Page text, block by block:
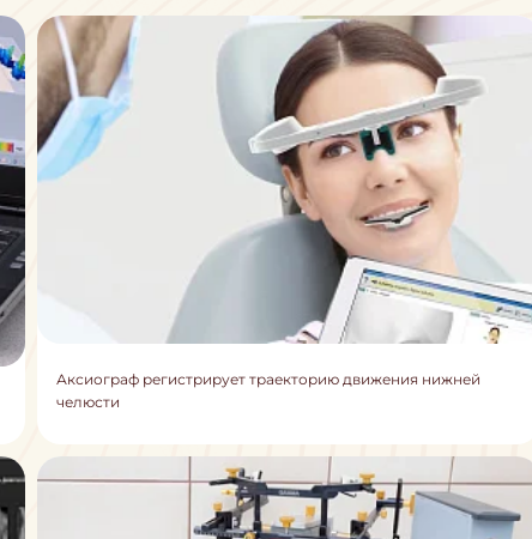
Аксиограф регистрирует траекторию движения нижней
челюсти